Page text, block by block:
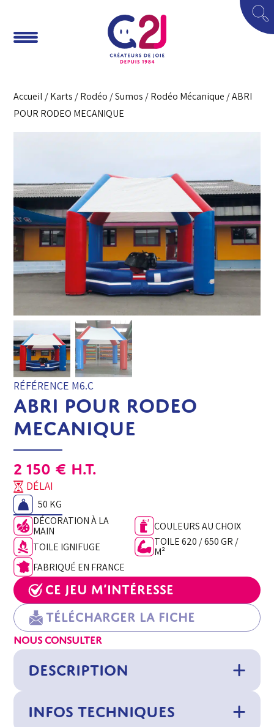
Accueil /Karts / Rodéo / Sumos /Rodéo Mécanique / ABRI
POUR RODEO MECANIQUE
RÉFÉRENCE M6.C
ABRI POUR RODEO
MECANIQUE
2 150 € H.T.
DÉLAI
50 KG
DÉCORATION À LA
MAIN
COULEURS AU CHOIX
TOILE IGNIFUGE
TOILE 620 / 650 GR /
M²
FABRIQUÉ EN FRANCE
Ce jeu m’intéresse
Télécharger la fiche
NOUS CONSULTER
DESCRIPTION
INFOS TECHNIQUES